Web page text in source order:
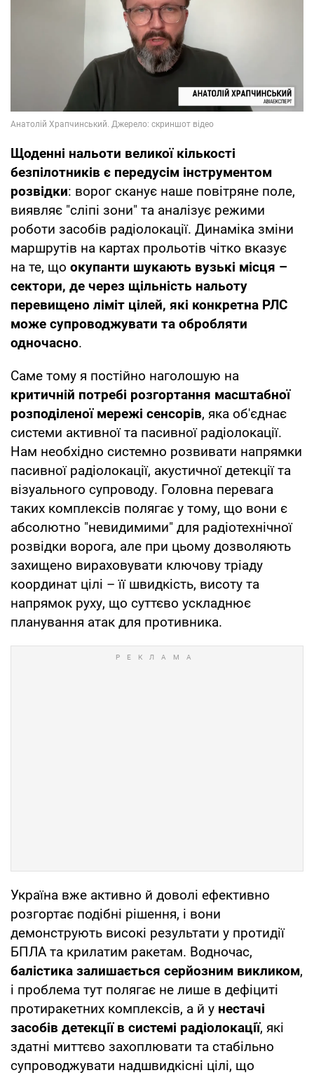
Щоденні нальоти великої кількості
безпілотників є передусім інструментом
розвідки: ворог сканує наше повітряне поле,
виявляє "сліпі зони" та аналізує режими
роботи засобів радіолокації. Динаміка зміни
маршрутів на картах прольотів чітко вказує
на те, що окупанти шукають вузькі місця –
сектори, де через щільність нальоту
перевищено ліміт цілей, які конкретна РЛС
може супроводжувати та обробляти
одночасно.
Саме тому я постійно наголошую на
критичній потребі розгортання масштабної
розподіленої мережі сенсорів, яка об'єднає
системи активної та пасивної радіолокації.
Нам необхідно системно розвивати напрямки
пасивної радіолокації, акустичної детекції та
візуального супроводу. Головна перевага
таких комплексів полягає у тому, що вони є
абсолютно "невидимими" для радіотехнічної
розвідки ворога, але при цьому дозволяють
захищено вираховувати ключову тріаду
координат цілі – її швидкість, висоту та
напрямок руху, що суттєво ускладнює
планування атак для противника.
Україна вже активно й доволі ефективно
розгортає подібні рішення, і вони
демонструють високі результати у протидії
БПЛА та крилатим ракетам. Водночас,
балістика залишається серйозним викликом,
і проблема тут полягає не лише в дефіциті
протиракетних комплексів, а й у нестачі
засобів детекції в системі радіолокації, які
здатні миттєво захоплювати та стабільно
супроводжувати надшвидкісні цілі, що